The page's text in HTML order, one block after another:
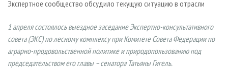
СУШКА ДРЕВЕСИНЫ
ПРОИЗВОДСТВО ДРЕВЕСНЫХ ПЛИТ
ДЕРЕВЯННОЕ ДОМОСТРОЕНИЕ
ПРОИЗВОДСТВО МЕБЕЛИ
ПЕРСОНЫ
МОБИЛЬНЫЕ ВЫСТАВКИ
ОФИЦИАЛЬНЫЕ ДЕЛЕГАЦИИ
ПРИОРИТЕТНЫЕ ИНВЕСТПРОЕКТЫ
КОНТАКТЫ
РЕКЛАМА
РЕКЛАМА НА САЙТЕ
Экспертное сообщество обсудило текущую ситуацию в отрасли
1 апреля состоялось выездное заседание Экспертно-консультативного
совета (ЭКС) по лесному комплексу при Комитете Совета Федерации по
аграрно-продовольственной политике и природопользованию под
председательством его главы – сенатора Татьяны Гигель.